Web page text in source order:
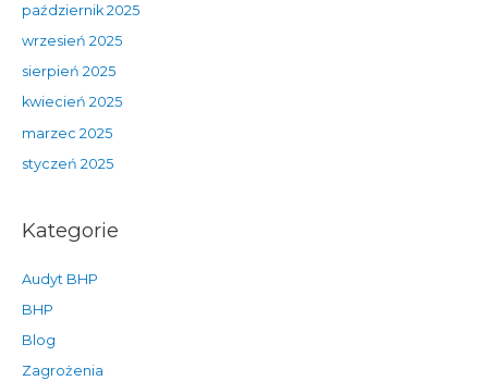
październik 2025
wrzesień 2025
sierpień 2025
kwiecień 2025
marzec 2025
styczeń 2025
Kategorie
Audyt BHP
BHP
Blog
Zagrożenia